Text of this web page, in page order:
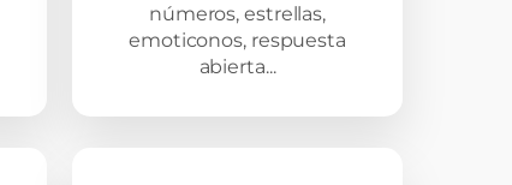
números, estrellas,
emoticonos, respuesta
abierta...